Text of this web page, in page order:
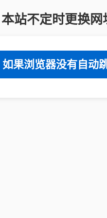
站不定时更换
如果浏览器没有自动